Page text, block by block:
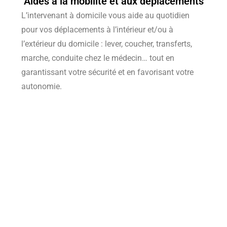
L’intervenant à domicile vous aide au quotidien
pour vos déplacements à l’intérieur et/ou à
l’extérieur du domicile : lever, coucher, transferts,
marche, conduite chez le médecin… tout en
garantissant votre sécurité et en favorisant votre
autonomie.